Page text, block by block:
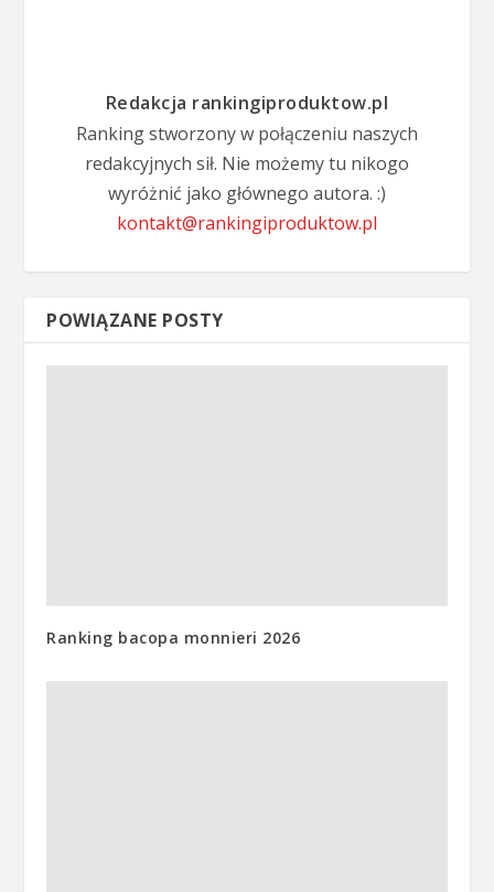
Redakcja rankingiproduktow.pl
Ranking stworzony w połączeniu naszych
redakcyjnych sił. Nie możemy tu nikogo
wyróżnić jako głównego autora. :)
kontakt@rankingiproduktow.pl
POWIĄZANE POSTY
Ranking bacopa monnieri 2026